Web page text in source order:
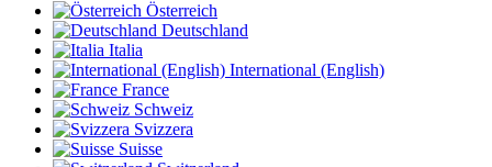
Österreich
Deutschland
Italia
International (English)
France
Schweiz
Svizzera
Suisse